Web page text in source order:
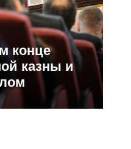
конце
казны и